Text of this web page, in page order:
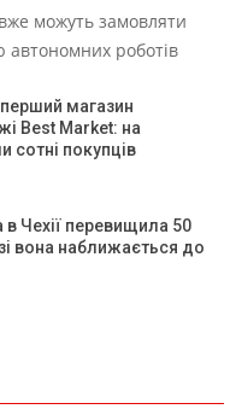
можуть замовляти
автономних роботів
перший магазин
Best Market: на
сотні покупців
Чехії перевищила 50
вона наближається до